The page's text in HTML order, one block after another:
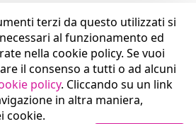
terzi da questo utilizzati si
al funzionamento ed
nella cookie policy. Se vuoi
il consenso a tutti o ad alcuni
policy. Cliccando su un link
in altra maniera,
cookie.